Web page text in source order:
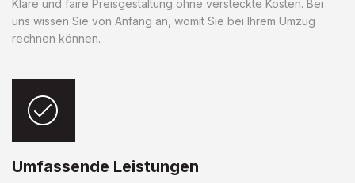
Klare und faire Preisgestaltung ohne versteckte Kosten. Bei
uns wissen Sie von Anfang an, womit Sie bei Ihrem Umzug
rechnen können.
Umfassende Leistungen